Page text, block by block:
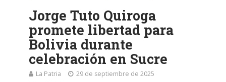
Jorge Tuto Quiroga
promete libertad para
Bolivia durante
celebración en Sucre
La Patria
29 de septiembre de 2025